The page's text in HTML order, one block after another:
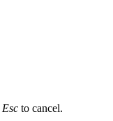
Esc to cancel.